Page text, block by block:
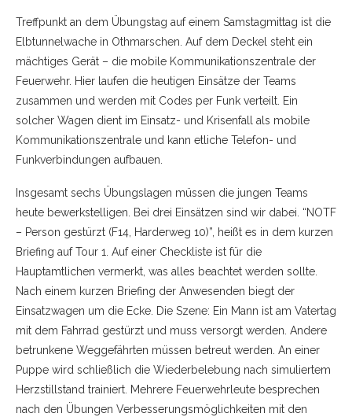
Treffpunkt an dem Übungstag auf einem Samstagmittag ist die
Elbtunnelwache in Othmarschen. Auf dem Deckel steht ein
mächtiges Gerät – die mobile Kommunikationszentrale der
Feuerwehr. Hier laufen die heutigen Einsätze der Teams
zusammen und werden mit Codes per Funk verteilt. Ein
solcher Wagen dient im Einsatz- und Krisenfall als mobile
Kommunikationszentrale und kann etliche Telefon- und
Funkverbindungen aufbauen.
Insgesamt sechs Übungslagen müssen die jungen Teams
heute bewerkstelligen. Bei drei Einsätzen sind wir dabei. “NOTF
– Person gestürzt (F14, Harderweg 10)”, heißt es in dem kurzen
Briefing auf Tour 1. Auf einer Checkliste ist für die
Hauptamtlichen vermerkt, was alles beachtet werden sollte.
Nach einem kurzen Briefing der Anwesenden biegt der
Einsatzwagen um die Ecke. Die Szene: Ein Mann ist am Vatertag
mit dem Fahrrad gestürzt und muss versorgt werden. Andere
betrunkene Weggefährten müssen betreut werden. An einer
Puppe wird schließlich die Wiederbelebung nach simuliertem
Herzstillstand trainiert. Mehrere Feuerwehrleute besprechen
nach den Übungen Verbesserungsmöglichkeiten mit den